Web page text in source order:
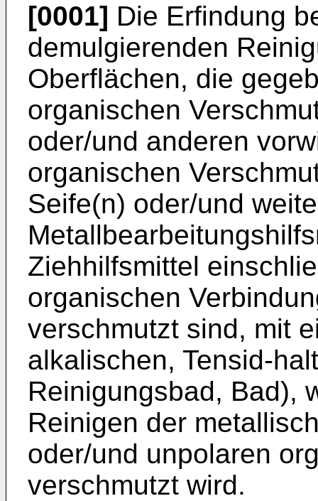
[0001] Die Erfindung
demulgierenden
Oberflächen, die
organischen
oder/und anderen
organischen
Seife(n) oder/und
Ziehhilfsmittel
organischen
verschmutzt sind, mit
alkalischen, Tensid-
Reinigungsbad, Bad),
Reinigen der
oder/und unpolaren
verschmutzt wird.